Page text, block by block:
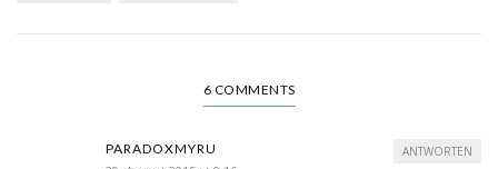
6 COMMENTS
PARADOXMYRU
ANTWORTEN